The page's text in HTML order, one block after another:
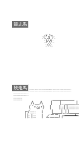
競走馬
競走馬